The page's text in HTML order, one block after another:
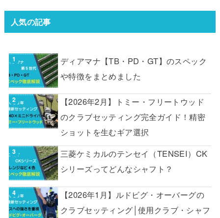
人気の記事
ディアマナ【TB・PD・GT】のスペック
や特徴をまとめました
【2026年2月】トミー・フリートウッド
のクラブセッティング完全ガイド！精密
ショットを生むギア選択
三菱ケミカルのテンセイ（TENSEI）CK
シリーズってどんなシャフト？
【2026年1月】ルドビグ・オーバーグの
クラブセッティング│使用クラブ・シャフ